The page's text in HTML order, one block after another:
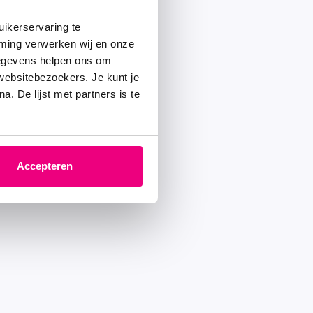
te
verwerken wij en onze
helpen ons om
Je kunt je
De lijst met partners is te
Accepteren